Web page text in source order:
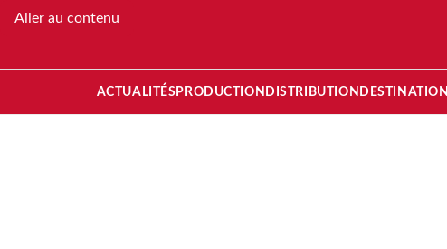
Aller au contenu
ACTUALITÉS PRODUCTION DISTRIBUTION DESTINATION